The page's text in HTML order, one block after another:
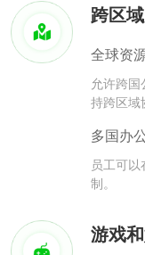
跨区
全球资
允许跨
持跨区域
多国办
员工可
制。
游戏